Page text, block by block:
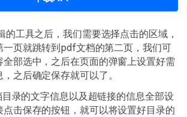
的工具之后，我们需要选择点击的区域，
一页就跳转到pdf文档的第二页，我们可
全部选中，之后在页面的弹窗上设置好需
之后确定保存就可以了。
录的文字信息以及超链接的信息全部设
击保存的按钮，就可以将设置好目录的